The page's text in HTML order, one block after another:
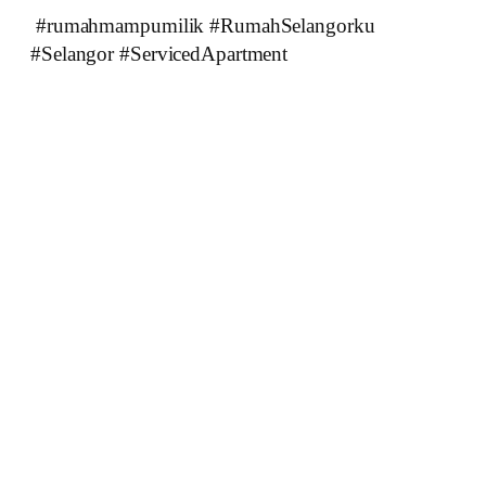
#rumahmampumilik #RumahSelangorku
#Selangor #ServicedApartment